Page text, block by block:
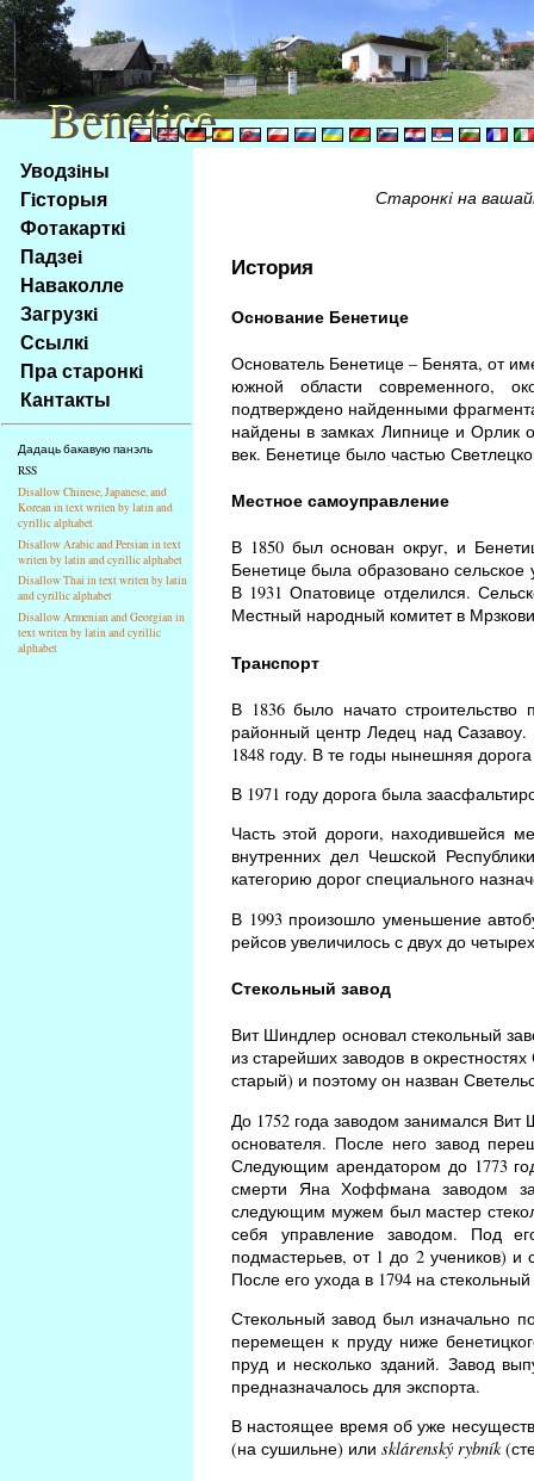
Na
obsah
stránky
Klávesové
zkratky
tomto
webu
základní
Hlavní
strana
Уводзiны
Гiсторыя
Фотакарткi
Падзеi
Наваколле
Загрузкi
Ссылкi
Пра старонкi
Кантакты
Дадаць бакавую панэль
RSS
Disallow Chinese, Japanese, and
Korean in text writen by latin and
cyrillic alphabet
Disallow Arabic and Persian in text
writen by latin and cyrillic alphabet
Disallow Thai in text writen by latin
and cyrillic alphabet
Disallow Armenian and Georgian in
text writen by latin and cyrillic
alphabet
Старонкi на
История
Основание Бенетице
Основатель Бенетице – Бенята, от
южной области современного,
подтверждено найденными
найдены в замках Липнице и Орлик
век. Бенетице было частью
Местное самоуправление
В 1850 был основан округ, и
Бенетице была образовано
В 1931 Опатовице отделился.
Местный народный комитет в
Транспорт
В 1836 было начато
районный центр Ледец над
1848 году. В те годы нынешняя
В 1971 году дорога была
Часть этой дороги, находившейся
внутренних дел Чешской
категорию дорог специального
В 1993 произошло уменьшение
рейсов увеличилось с двух до
Стекольный завод
Вит Шиндлер основал стекольный
из старейших заводов в
старый) и поэтому он назван
До 1752 года заводом занимался
основателя. После него завод
Следующим арендатором до 1773
смерти Яна Хоффмана заводом
следующим мужем был мастер
себя управление заводом. Под
подмастерьев, от 1 до 2 учеников)
После его ухода в 1794 на
Стекольный завод был изначально
перемещен к пруду ниже
пруд и несколько зданий. Завод
предназначалось для экспорта.
В настоящее время об уже
(на сушильне) или sklárenský rybník
Benetice
Benetice